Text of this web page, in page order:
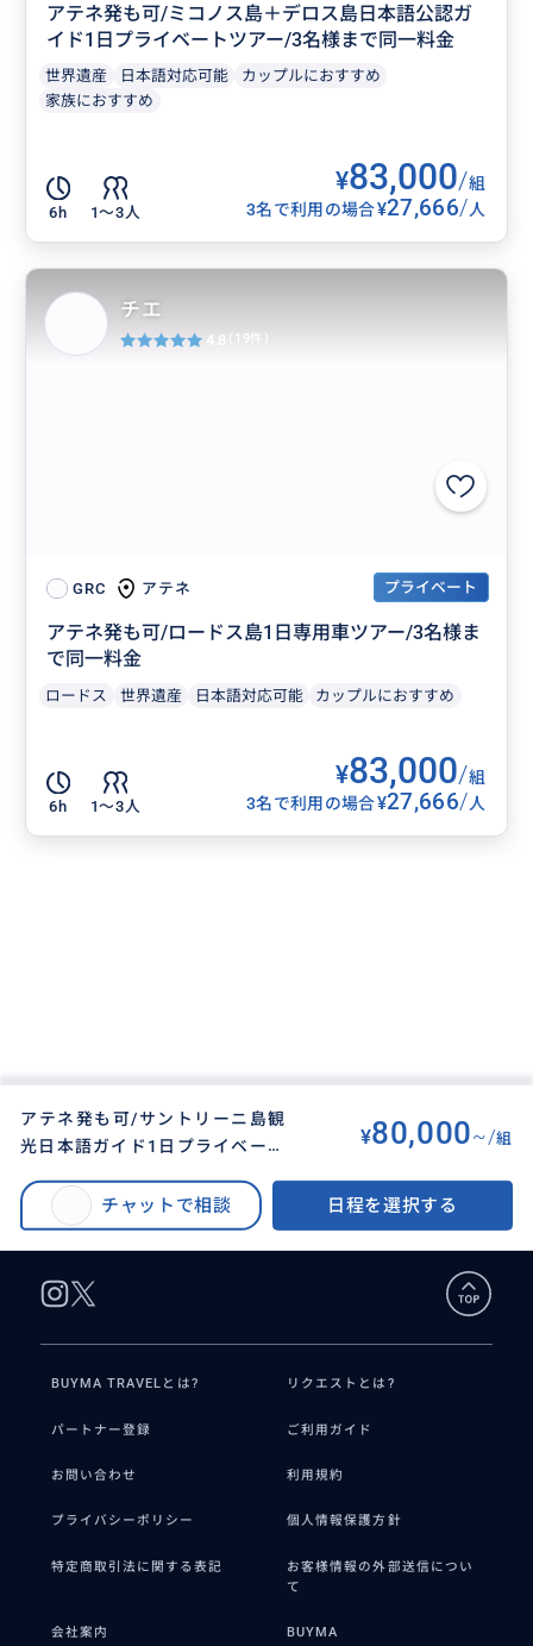
アテネ発も可/ミコノス島＋デロス島日本語公認ガ
イド1日プライベートツアー/3名様まで同一料金
世界遺産 日本語対応可能
カップルにおすすめ
家族におすすめ
6h 1〜3人
¥83,000/組
3名で利用の場合¥27,666/人
GRC アテネ プライベート
アテネ発も可/ロードス島1日専用車ツアー/3名様ま
で同一料金
ロードス 世界遺産 日本語対応可能 カップルにおすすめ
6h 1〜3人
¥83,000/組
3名で利用の場合¥27,666/人
チエ
4.8 (19件)
アテネ発も可/サントリーニ島観
光日本語ガイド1日プライベート
¥80,000~/組
チャットで相談 日程を選択する
アテネ発も可/サントリーニ島観光日本語ガイド1日プライベートツアー
BUYMA TRAVELとは? リクエストとは?
パートナー登録 ご利用ガイド
お問い合わせ 利用規約
プライバシーポリシー 個人情報保護方針
特定商取引法に関する表記
お客様情報の外部送信につい
て
会社案内 BUYMA